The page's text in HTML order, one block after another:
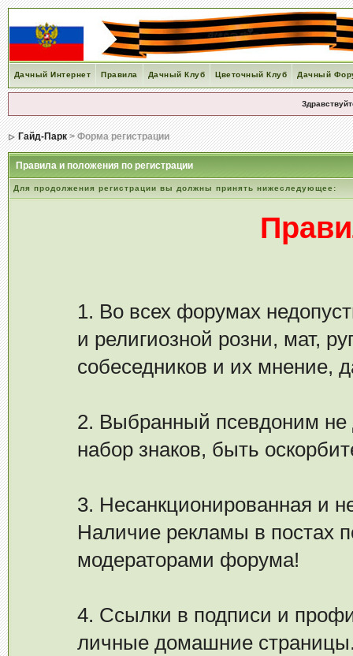
Дачный Интернет Правила Дачный Клуб Цветочный Клуб Дачный
Гайд-Парк> Форма регистрации
Правила и положения по регистрации
Для продолжения регистрации вы должны принять нижеследующее:
1. Во всех форумах
и религиозной розни, мат,
собеседников и их мнение,
2. Выбранный псевдоним
набор знаков, быть
3. Несанкционированная и
Наличие рекламы в постах
модераторами форума!
4. Ссылки в подписи и
личные домашние